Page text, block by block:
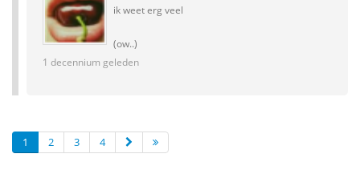
ik weet erg veel
(ow..)
1 decennium geleden
1 2 3 4